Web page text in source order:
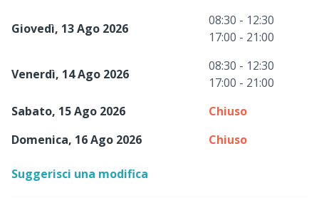
Giovedì, 13 Ago 2026
08:30 - 12:30
17:00 - 21:00
Venerdì, 14 Ago 2026
08:30 - 12:30
17:00 - 21:00
Sabato, 15 Ago 2026
Chiuso
Domenica, 16 Ago 2026
Chiuso
Suggerisci una modifica